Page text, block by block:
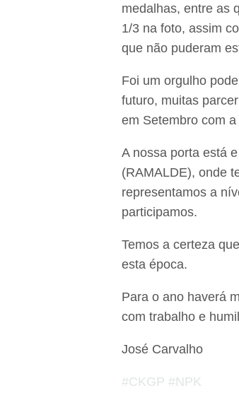
medalhas, entre as
1/3 na foto, assim
que não puderam
Foi um orgulho
futuro, muitas
em Setembro com
A nossa porta está
(RAMALDE), onde
representamos a
participamos.
Temos a certeza
esta época.
Para o ano haverá
com trabalho e
José Carvalho
#CKGP #NPK